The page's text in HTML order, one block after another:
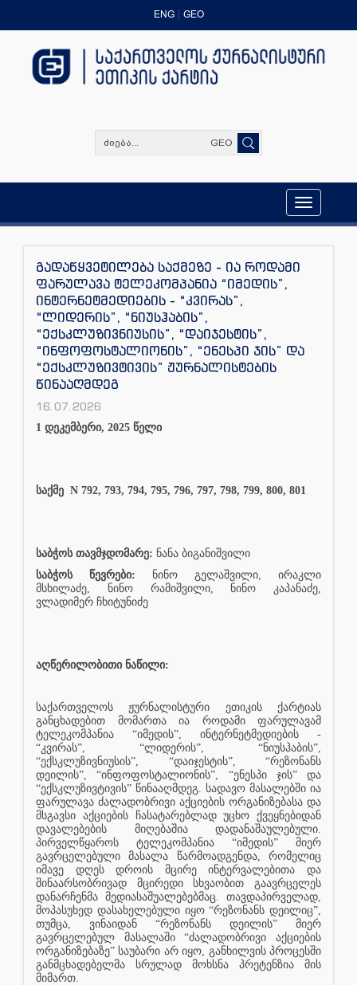
ENG GEO
GEO
Toggle
navigation
გადაწყვეტილება საქმეზე - ია როდამი
ფარულავა ტელეკომპანია “იმედის”,
ინტერნეტმედიების - “კვირას”,
“ლიდერის”, “ნიუსჰაბის”,
“ექსკლუზივნიუსის”, “დაიჯესტის”,
“ინფოფოსტალიონის”, “ენესპი ჯის” და
“ექსკლუზივტივის” ჟურნალისტების
წინააღმდეგ
16.07.2026
1 დეკემბერი, 2025 წელი
საქმე N 792, 793, 794, 795, 796, 797, 798, 799, 800, 801
საბჭოს თავმჯდომარე: ნანა ბიგანიშვილი
საბჭოს წევრები:
ნინო გელაშვილი, ირაკლი
მსხილაძე, ნინო რამიშვილი, ნინო კაპანაძე,
ვლადიმერ ჩხიტუნიძე
აღწერილობითი ნაწილი:
საქართველოს ჟურნალისტური ეთიკის ქარტიას
განცხადებით მომართა ია როდამი ფარულავამ
ტელეკომპანია “იმედის”, ინტერნეტმედიების -
“კვირას”, “ლიდერის”, “ნიუსჰაბის”,
“ექსკლუზივნიუსის”, “დაიჯესტის”, “რეზონანს
დეილის”, “ინფოფოსტალიონის”, “ენესპი ჯის” და
“ექსკლუზივტივის” წინააღმდეგ. სადავო მასალებში ია
ფარულავა ძალადობრივი აქციების ორგანიზებასა და
მსგავსი აქციების ჩასატარებლად უცხო ქვეყნებიდან
დავალებების მიღებაშია დადანაშაულებული.
პირველწყაროს ტელეკომპანია “იმედის” მიერ
გავრცელებული მასალა წარმოადგენდა, რომელიც
იმავე დღეს დროის მცირე ინტერვალებითა და
შინაარსობრივად მცირედი სხვაობით გაავრცელეს
დანარჩენმა მედიასაშუალებებმაც. თავდაპირველად,
მოპასუხედ დასახელებული იყო “რეზონანს დეილიც”,
თუმცა, ვინაიდან “რეზონანს დეილის” მიერ
გავრცელებულ მასალაში “ძალადობრივი აქციების
ორგანიზებაზე” საუბარი არ იყო, განხილვის პროცესში
განმცხადებელმა სრულად მოხსნა პრეტენზია მის
მიმართ.